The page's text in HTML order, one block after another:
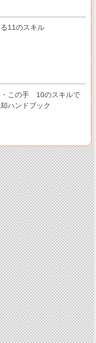
11のスキル
・この手 10のスキルで
ハンドブック